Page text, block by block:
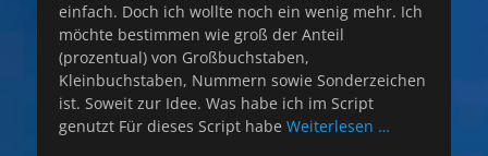
einfach. Doch ich wollte noch ein wenig mehr. Ich
möchte bestimmen wie groß der Anteil
(prozentual) von Großbuchstaben,
Kleinbuchstaben, Nummern sowie Sonderzeichen
ist. Soweit zur Idee. Was habe ich im Script
genutzt Für dieses Script habe Weiterlesen …